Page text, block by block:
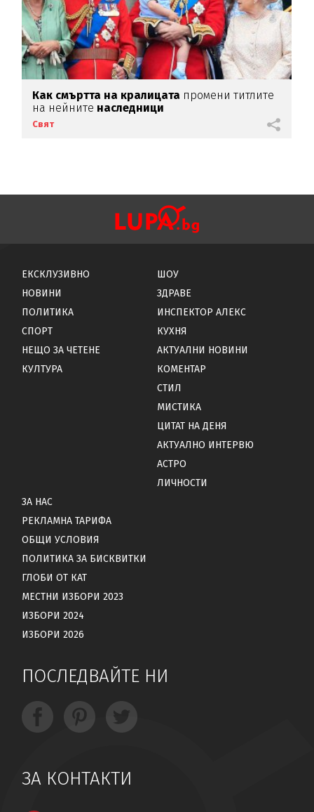
Как смъртта на кралицата промени титлите
на нейните наследници
Свят
ЕКСКЛУЗИВНО
НОВИНИ
ПОЛИТИКА
СПОРТ
НЕЩО ЗА ЧЕТЕНЕ
КУЛТУРА
ШОУ
ЗДРАВЕ
ИНСПЕКТОР АЛЕКС
КУХНЯ
АКТУАЛНИ НОВИНИ
КОМЕНТАР
СТИЛ
МИСТИКА
ЦИТАТ НА ДЕНЯ
АКТУАЛНО ИНТЕРВЮ
АСТРО
ЛИЧНОСТИ
ЗА НАС
РЕКЛАМНА ТАРИФА
ОБЩИ УСЛОВИЯ
ПОЛИТИКА ЗА БИСКВИТКИ
ГЛОБИ ОТ КАТ
МЕСТНИ ИЗБОРИ 2023
ИЗБОРИ 2024
ИЗБОРИ 2026
ПОСЛЕДВАЙТЕ НИ
ЗА КОНТАКТИ